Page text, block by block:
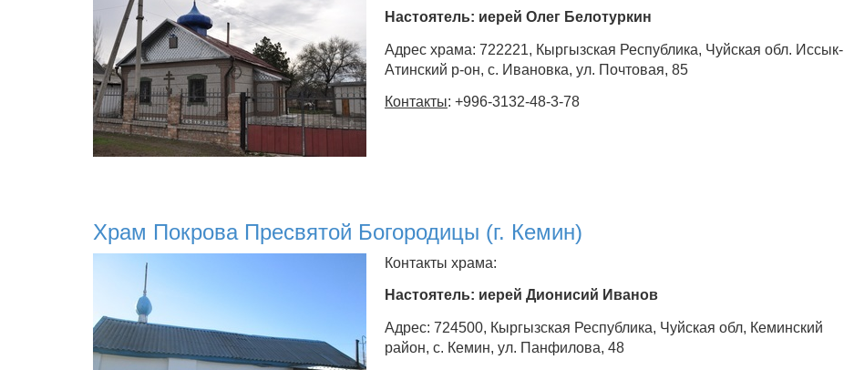
Настоятель: иерей Олег Белотуркин
Адрес храма: 722221, Кыргызская Республика, Чуйская обл. Иссык-
Атинский р-он, с. Ивановка, ул. Почтовая, 85
Контакты: +996-3132-48-3-78
Храм Покрова Пресвятой Богородицы (г. Кемин)
Контакты храма:
Настоятель: иерей Дионисий Иванов
Адрес: 724500, Кыргызская Республика, Чуйская обл, Кеминский
район, с. Кемин, ул. Панфилова, 48